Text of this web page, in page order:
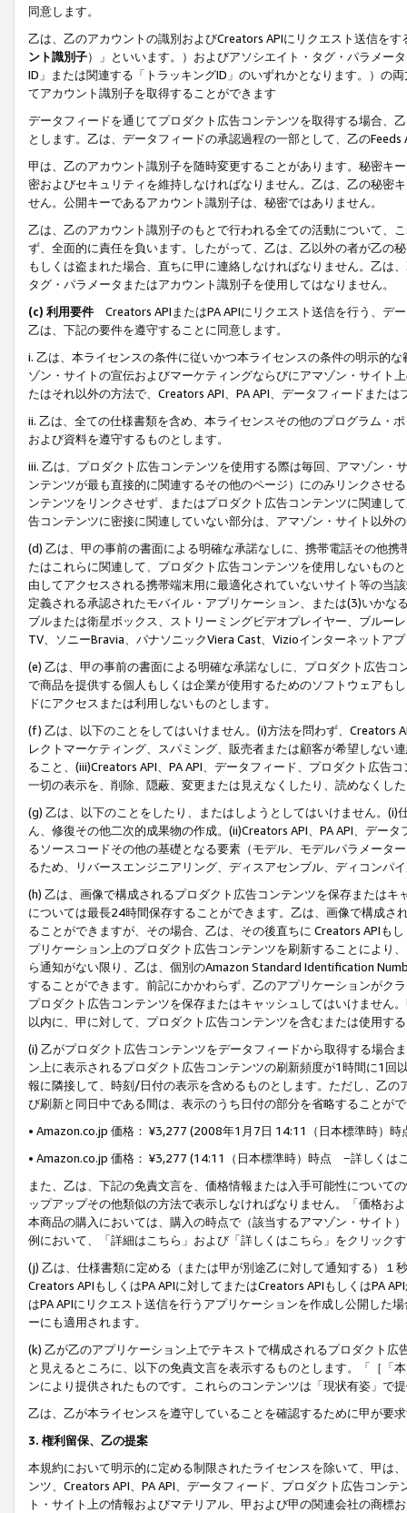
同意します。
乙は、乙のアカウントの識別およびCreators APIにリクエスト送信を
ント識別子）」といいます。）およびアソシエイト・タグ・パラメー
ID」または関連する「トラッキングID」のいずれかとなります。）の
てアカウント識別子を取得することができます
データフィードを通じてプロダクト広告コンテンツを取得する場合、
とします。乙は、データフィードの承認過程の一部として、乙の
甲は、乙のアカウント識別子を随時変更することがあります。秘密キ
密およびセキュリティを維持しなければなりません。乙は、乙の秘密
せん。公開キーであるアカウント識別子は、秘密ではありません。
乙は、乙のアカウント識別子のもとで行われる全ての活動について、
ず、全面的に責任を負います。したがって、乙は、乙以外の者が乙の
もしくは盗まれた場合、直ちに甲に連絡しなければなりません。乙は
タグ・パラメータまたはアカウント識別子を使用してはなりません。
(c) 利用要件 Creators APIまたはPA APIにリクエスト送信を行う、デ
乙は、下記の要件を遵守することに同意します。
i. 乙は、本ライセンスの条件に従いかつ本ライセンスの条件の明示的
ゾン・サイトの宣伝およびマーケティングならびにアマゾン・サイト
たはそれ以外の方法で、Creators API、PA API、データフィードまた
ii. 乙は、全ての仕様書類を含め、本ライセンスその他のプログラム・
および資料を遵守するものとします。
iii. 乙は、プロダクト広告コンテンツを使用する際は毎回、アマゾン
ンテンツが最も直接的に関連するその他のページ）にのみリンクさせ
ンテンツをリンクさせず、またはプロダクト広告コンテンツに関連し
告コンテンツに密接に関連していない部分は、アマゾン・サイト以外
(d) 乙は、甲の事前の書面による明確な承諾なしに、携帯電話その他
たはこれらに関連して、プロダクト広告コンテンツを使用しないもの
由してアクセスされる携帯端末用に最適化されていないサイト等の当
定義される承認されたモバイル・アプリケーション、または(3)いか
ブルまたは衛星ボックス、ストリーミングビデオプレイヤー、ブルー
TV、ソニーBravia、パナソニックViera Cast、Vizioインターネットア
(e) 乙は、甲の事前の書面による明確な承諾なしに、プロダクト広告
で商品を提供する個人もしくは企業が使用するためのソフトウェアも
ドにアクセスまたは利用しないものとします。
(f) 乙は、以下のことをしてはいけません。(i)方法を問わず、Creators
レクトマーケティング、スパミング、販売者または顧客が希望しない
ること、(iii)Creators API、PA API、データフィード、プロダクト広告
一切の表示を、削除、隠蔽、変更または見えなくしたり、読めなくし
(g) 乙は、以下のことをしたり、またはしようとしてはいけません。
ん、修復その他二次的成果物の作成。(ii)Creators API、PA API、デー
るソースコードその他の基礎となる要素（モデル、モデルパラメータ
るため、リバースエンジニアリング、ディスアセンブル、ディコンパ
(h) 乙は、画像で構成されるプロダクト広告コンテンツを保存または
については最長24時間保存することができます。乙は、画像で構成
ることができますが、その場合、乙は、その後直ちに Creators APIも
プリケーション上のプロダクト広告コンテンツを刷新することにより
ら通知がない限り、乙は、個別のAmazon Standard Identification
することができます。前記にかかわらず、乙のアプリケーションがク
プロダクト広告コンテンツを保存またはキャッシュしてはいけません
以内に、甲に対して、プロダクト広告コンテンツを含むまたは使用す
(i) 乙がプロダクト広告コンテンツをデータフィードから取得する場合
ン上に表示されるプロダクト広告コンテンツの刷新頻度が1時間に1
報に隣接して、時刻/日付の表示を含めるものとします。ただし、乙
び刷新と同日中である間は、表示のうち日付の部分を省略することが
• Amazon.co.jp 価格： ¥3,277 (2008年1月7日 14:11（日本標準時）
• Amazon.co.jp 価格： ¥3,277 (14:11（日本標準時）時点 −詳しくは
また、乙は、下記の免責文言を、価格情報または入手可能性について
ップアップその他類似の方法で表示しなければなりません。「価格
本商品の購入においては、購入の時点で（該当するアマゾン・サイト
例において、「詳細はこちら」および「詳しくはこちら」をクリック
(j) 乙は、仕様書類に定める（または甲が別途乙に対して通知する）
Creators APIもしくはPA APIに対してまたはCreators APIもしくはPA
はPA APIにリクエスト送信を行うアプリケーションを作成し公開した
ーにも適用されます。
(k) 乙が乙のアプリケーション上でテキストで構成されるプロダクト
と見えるところに、以下の免責文言を表示するものとします。「［「
ンにより提供されたものです。これらのコンテンツは「現状有姿」で
乙は、乙が本ライセンスを遵守していることを確認するために甲が要
3. 権利留保、乙の提案
本規約において明示的に定める制限されたライセンスを除いて、甲は
ンツ、Creators API、PA API、データフィード、プロダクト広告コン
ト・サイト上の情報およびマテリアル、甲および甲の関連会社の商